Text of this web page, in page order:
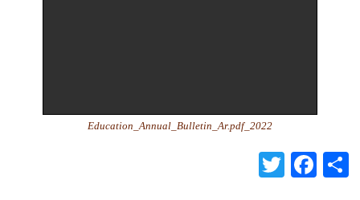
2022_Education_Annual_Bulletin_Ar.pdf
Share
Facebook